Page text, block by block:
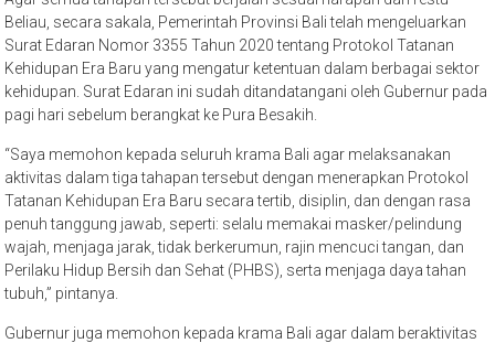
Beliau, secara sakala, Pemerintah Provinsi Bali telah mengeluarkan
Surat Edaran Nomor 3355 Tahun 2020 tentang Protokol Tatanan
Kehidupan Era Baru yang mengatur ketentuan dalam berbagai sektor
kehidupan. Surat Edaran ini sudah ditandatangani oleh Gubernur pada
pagi hari sebelum berangkat ke Pura Besakih.
“Saya memohon kepada seluruh krama Bali agar melaksanakan
aktivitas dalam tiga tahapan tersebut dengan menerapkan Protokol
Tatanan Kehidupan Era Baru secara tertib, disiplin, dan dengan rasa
penuh tanggung jawab, seperti: selalu memakai masker/pelindung
wajah, menjaga jarak, tidak berkerumun, rajin mencuci tangan, dan
Perilaku Hidup Bersih dan Sehat (PHBS), serta menjaga daya tahan
tubuh,” pintanya.
Gubernur juga memohon kepada krama Bali agar dalam beraktivitas